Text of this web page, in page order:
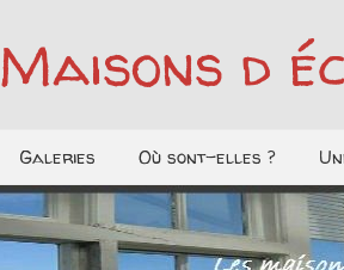
Maisons d
Galeries Où sont-elles ?